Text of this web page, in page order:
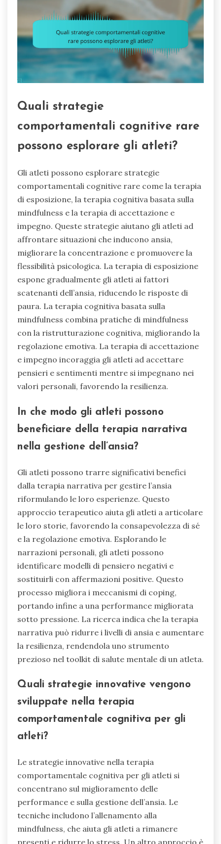
Quali strategie
comportamentali cognitive rare
possono esplorare gli atleti?
Gli atleti possono esplorare strategie
comportamentali cognitive rare come la terapia
di esposizione, la terapia cognitiva basata sulla
mindfulness e la terapia di accettazione e
impegno. Queste strategie aiutano gli atleti ad
affrontare situazioni che inducono ansia,
migliorare la concentrazione e promuovere la
flessibilità psicologica. La terapia di esposizione
espone gradualmente gli atleti ai fattori
scatenanti dell’ansia, riducendo le risposte di
paura. La terapia cognitiva basata sulla
mindfulness combina pratiche di mindfulness
con la ristrutturazione cognitiva, migliorando la
regolazione emotiva. La terapia di accettazione
e impegno incoraggia gli atleti ad accettare
pensieri e sentimenti mentre si impegnano nei
valori personali, favorendo la resilienza.
In che modo gli atleti possono
beneficiare della terapia narrativa
nella gestione dell’ansia?
Gli atleti possono trarre significativi benefici
dalla terapia narrativa per gestire l’ansia
riformulando le loro esperienze. Questo
approccio terapeutico aiuta gli atleti a articolare
le loro storie, favorendo la consapevolezza di sé
e la regolazione emotiva. Esplorando le
narrazioni personali, gli atleti possono
identificare modelli di pensiero negativi e
sostituirli con affermazioni positive. Questo
processo migliora i meccanismi di coping,
portando infine a una performance migliorata
sotto pressione. La ricerca indica che la terapia
narrativa può ridurre i livelli di ansia e aumentare
la resilienza, rendendola uno strumento
prezioso nel toolkit di salute mentale di un atleta.
Quali strategie innovative vengono
sviluppate nella terapia
comportamentale cognitiva per gli
atleti?
Le strategie innovative nella terapia
comportamentale cognitiva per gli atleti si
concentrano sul miglioramento delle
performance e sulla gestione dell’ansia. Le
tecniche includono l’allenamento alla
mindfulness, che aiuta gli atleti a rimanere